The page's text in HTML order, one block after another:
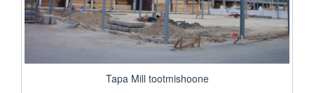
Tapa Mill tootmishoone